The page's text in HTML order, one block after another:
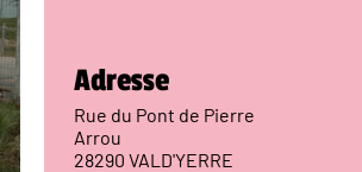
Adresse
Rue du Pont de Pierre
Arrou
28290 VALD'YERRE